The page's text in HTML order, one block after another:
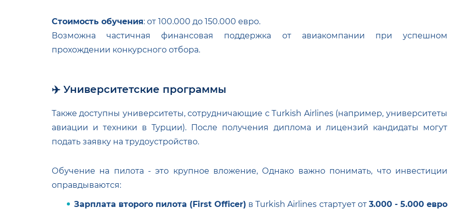
Стоимость обучения: от 100.000 до 150.000 евро.
Возможна частичная финансовая поддержка от авиакомпании при успешном
прохождении конкурсного отбора.
✈️ Университетские программы
Также доступны университеты, сотрудничающие с Turkish Airlines (например, университеты
авиации и техники в Турции). После получения диплома и лицензий кандидаты могут
подать заявку на трудоустройство.
Обучение на пилота - это крупное вложение, Однако важно понимать, что инвестиции
оправдываются:
Зарплата второго пилота (First Officer) в Turkish Airlines стартует от 3.000 - 5.000 евро